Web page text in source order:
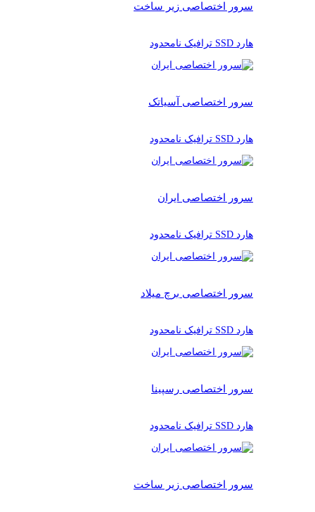
سرور اختصاصی زیر ساخت
هارد SSD ترافیک نامحدود
سرور اختصاصی آسیاتک
هارد SSD ترافیک نامحدود
سرور اختصاصی ایران
هارد SSD ترافیک نامحدود
سرور اختصاصی برچ میلاد
هارد SSD ترافیک نامحدود
سرور اختصاصی رسپینا
هارد SSD ترافیک نامحدود
سرور اختصاصی زیر ساخت